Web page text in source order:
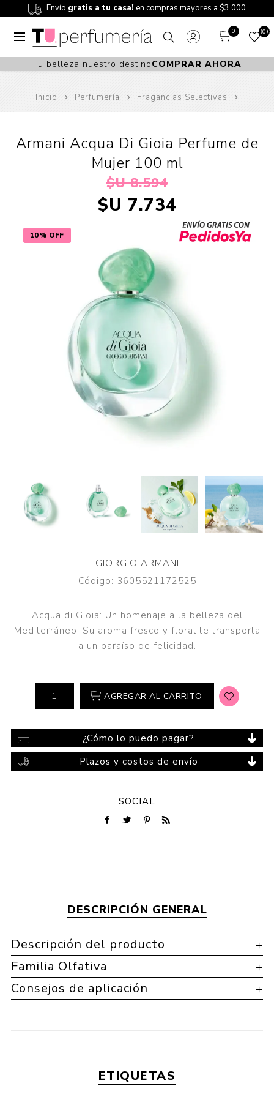
Envío gratis a tu casa! en compras mayores a $3.000
0 0
Tu belleza nuestro destinoCOMPRAR AHORA
Inicio Perfumería Fragancias Selectivas
10% OFF
Armani Acqua Di Gioia Perfume de
Mujer 100 ml
$U 8.594
$U 7.734
GIORGIO ARMANI
Código: 3605521172525
Acqua di Gioia: Un homenaje a la belleza del
Mediterráneo. Su aroma fresco y floral te transporta
a un paraíso de felicidad.
AGREGAR AL CARRITO
¿Cómo lo puedo pagar?
Plazos y costos de envío
SOCIAL
DESCRIPCIÓN GENERAL
Descripción del producto
Familia Olfativa
Consejos de aplicación
ETIQUETAS